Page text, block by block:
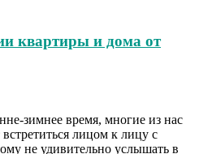
квартиры и дома от
зимнее время, многие из нас
лицом к лицу с
не удивительно услышать в